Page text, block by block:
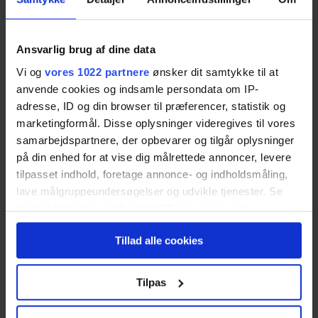
Ansvarlig brug af dine data
Vi og vores 1022 partnere ønsker dit samtykke til at
anvende cookies og indsamle persondata om IP-
adresse, ID og din browser til præferencer, statistik og
marketingformål. Disse oplysninger videregives til vores
samarbejdspartnere, der opbevarer og tilgår oplysninger
på din enhed for at vise dig målrettede annoncer, levere
tilpasset indhold, foretage annonce- og indholdsmåling,
lave målgruppeundersøgelser og udvikle tjenester. Se
mere information underindstillingerog i vores
persondatapolitik. Du kan altid trække dit samtykke
tilbage eller ændre indstillinger fra vores
"Cookiedeklaration", eller ved at trykke på "Privacy
Hvis du tillader det, vil vi også gerne:
Tillad alle cookies
Tilpas
De henvendelser, vi sender videre til dig og dit
tekniske system er udviklet over lang tid og
holder en høj standard.Alle henvendelser sendes
direkte til dig og behandles i henhold til GDPR.
Lad os hjælpe kunderne med at finde dig. Så kan
dit flyttefirma fokusere på at sikre den bedste
flytning for kunderne.
Du konkurrerer med andre,